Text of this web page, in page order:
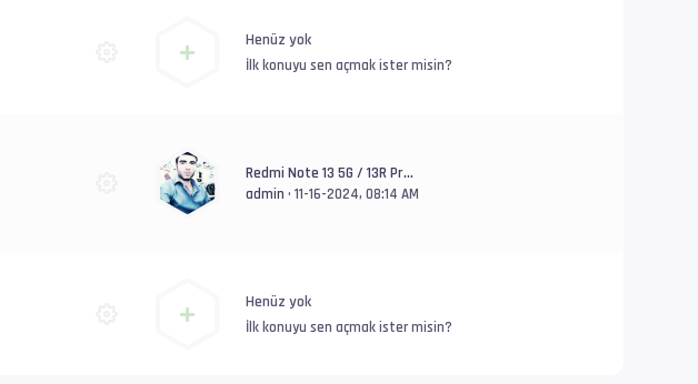
Henüz yok
İlk konuyu sen açmak ister misin?
Redmi Note 13 5G / 13R Pr...
admin • 11-16-2024, 08:14 AM
Henüz yok
İlk konuyu sen açmak ister misin?